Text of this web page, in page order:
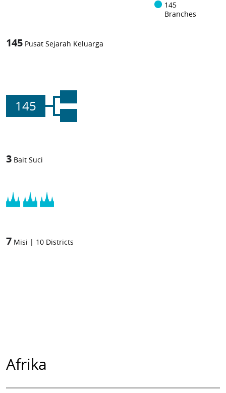
145
Branches
145 Pusat Sejarah Keluarga
145
3 Bait Suci
7 Misi | 10 Districts
Afrika